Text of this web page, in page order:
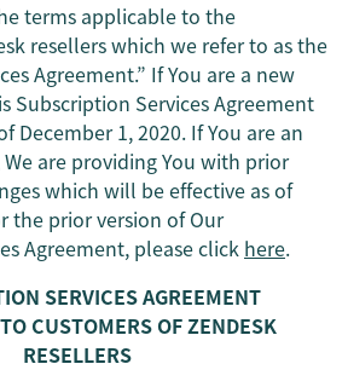
terms applicable to the
resellers which we refer to as the
Agreement.” If You are a new
Subscription Services Agreement
December 1, 2020. If You are an
are providing You with prior
which will be effective as of
the prior version of Our
Agreement, please click here.
SERVICES AGREEMENT
CUSTOMERS OF ZENDESK
RESELLERS